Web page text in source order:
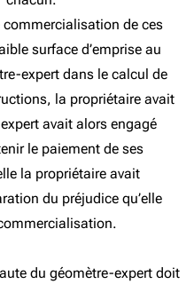
de ces
surface d’emprise au
expert dans le calcul de
la propriétaire avait
avait alors engagé
le paiement de ses
la propriétaire avait
du préjudice qu’elle
du géomètre-expert doit